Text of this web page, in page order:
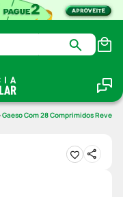
Gaeso Com 28 Comprimidos